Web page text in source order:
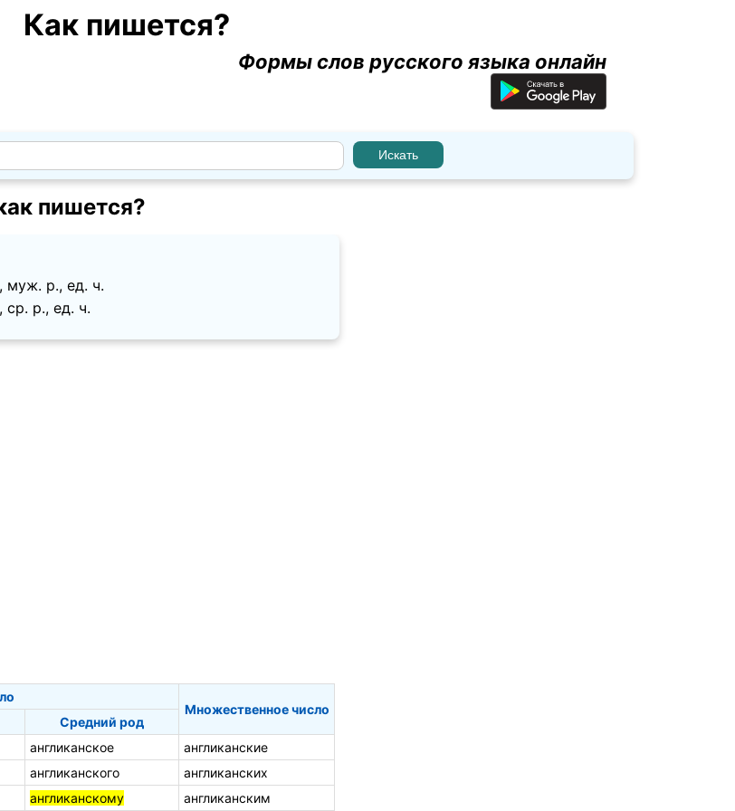
Как пишется?
Формы слов русского языка онлайн
пишется?
муж. p., ед. ч.
ср. p., ед. ч.
Множественное число
Средний род
англиканское
англиканские
англиканского
англиканских
англиканскому англиканским